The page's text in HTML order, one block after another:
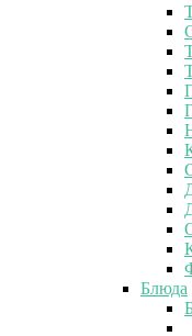
Блюда